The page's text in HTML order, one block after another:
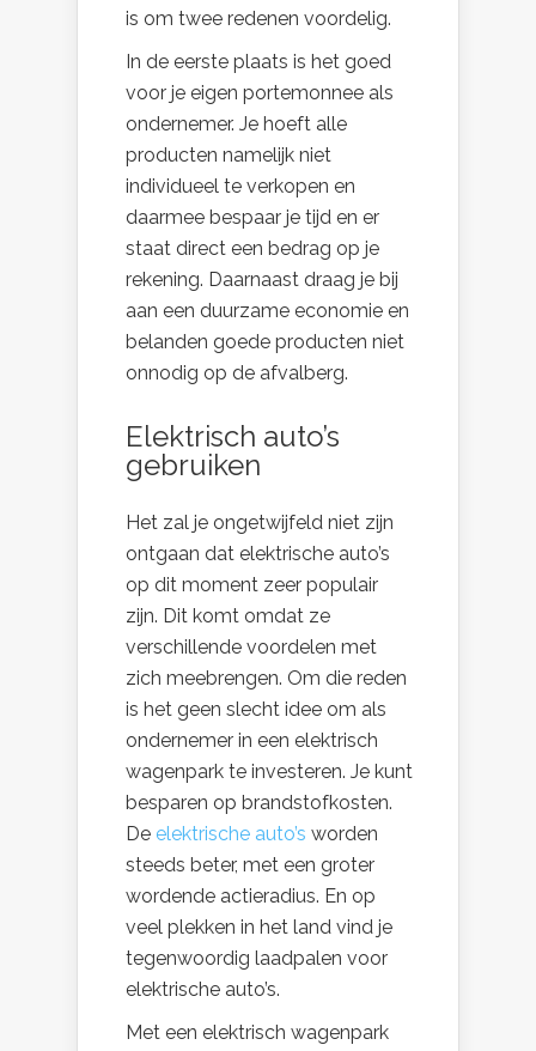
is om twee redenen voordelig.
In de eerste plaats is het goed
voor je eigen portemonnee als
ondernemer. Je hoeft alle
producten namelijk niet
individueel te verkopen en
daarmee bespaar je tijd en er
staat direct een bedrag op je
rekening. Daarnaast draag je bij
aan een duurzame economie en
belanden goede producten niet
onnodig op de afvalberg.
Elektrisch auto’s
gebruiken
Het zal je ongetwijfeld niet zijn
ontgaan dat elektrische auto’s
op dit moment zeer populair
zijn. Dit komt omdat ze
verschillende voordelen met
zich meebrengen. Om die reden
is het geen slecht idee om als
ondernemer in een elektrisch
wagenpark te investeren. Je kunt
besparen op brandstofkosten.
De elektrische auto’s worden
steeds beter, met een groter
wordende actieradius. En op
veel plekken in het land vind je
tegenwoordig laadpalen voor
elektrische auto’s.
Met een elektrisch wagenpark